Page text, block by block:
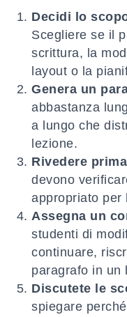
Decidi lo
Scegliere se il
scrittura, la
layout o la
Genera un
abbastanza
a lungo che
lezione.
Rivedere
devono
appropriato per
Assegna un
studenti di
continuare,
paragrafo in un
Discutete le
spiegare